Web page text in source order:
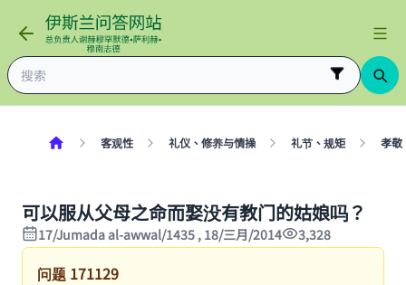
客观性 礼仪、修养与情操 礼节、规矩 孝敬
可以服从父母之命而娶没有教门的姑娘吗？
17/Jumada al-awwal/1435 , 18/三月/2014 3,328
问题 171129